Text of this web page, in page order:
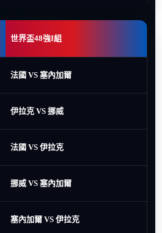
世界盃48強I組
法國 VS 塞內加爾
伊拉克 VS 挪威
法國 VS 伊拉克
挪威 VS 塞內加爾
塞內加爾 VS 伊拉克